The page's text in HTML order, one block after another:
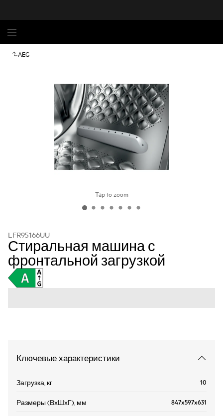
AEG
Tap to zoom
LFR95166UU
Стиральная машина с
фронтальной загрузкой
Ключевые характеристики
Загрузка, кг 10
Размеры (ВхШхГ), мм 847x597x631